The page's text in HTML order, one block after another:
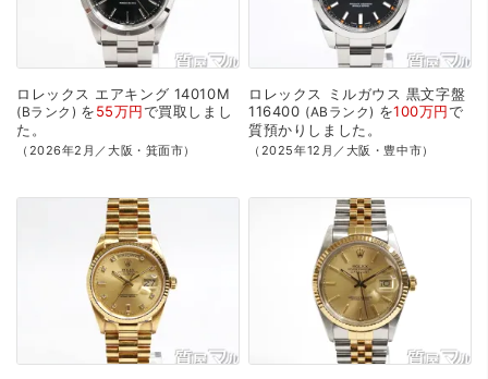
ロレックス エアキング 14010M
Bランク を55万円で買取 しまし
た。
（2026年2月／大阪・箕面市）
ロレックス ミルガウス 黒文字盤
116400
ABランク を100万円で
質預かり しました。
（2025年12月／大阪・豊中市）